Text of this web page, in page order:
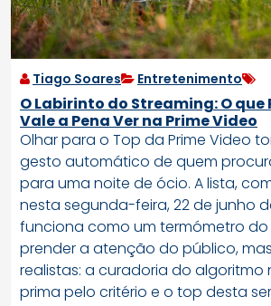
Tiago Soares Entretenimento
O Labirinto do Streaming: O que
Vale a Pena Ver na Prime Video
Olhar para o Top da Prime Video
gesto automático de quem
para uma noite de ócio. A lista,
nesta segunda-feira, 22 de junho
funciona como um termómetro
prender a atenção do público,
realistas: a curadoria do algoritmo
prima pelo critério e o top desta